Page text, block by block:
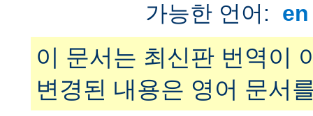
가능한 언어:
이 문서는 최신판 번역이
변경된 내용은 영어 문서